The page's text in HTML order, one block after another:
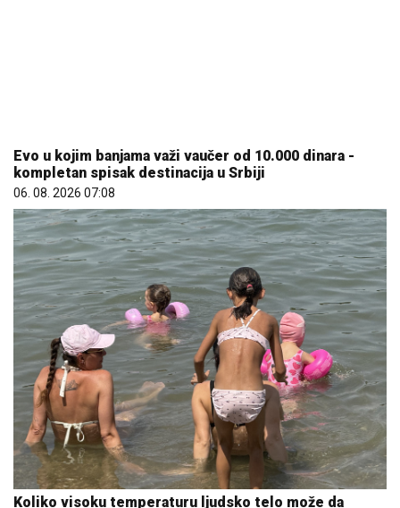
06. 08. 2026 07:08
Koliko visoku temperaturu ljudsko telo može da
izdrži?
05. 08. 2026 14:12